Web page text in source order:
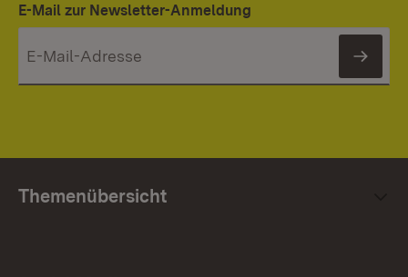
E-Mail zur Newsletter-Anmeldung
Themenübersicht